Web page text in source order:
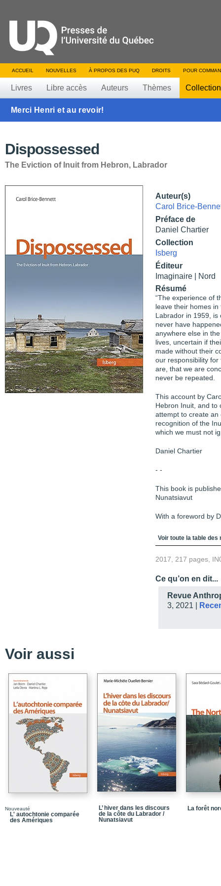
ACCUEIL NOUVELLES À PROPOS DES PUQ DROITS POUR
Livres Libre accès Auteurs Thèmes
Merci Henri et au revoir!
Dispossessed
The Eviction of Inuit from Hebron, Labrador
Auteur(s)
Carol Brice-
Préface de
Daniel Chartier
Collection
Isberg
Éditeur
Imaginaire | Nord
Résumé
“The experience of
leave their homes
Labrador in 1959,
never have
anywhere else in
lives, uncertain if
made without their
our responsibility
are, that we are
never be repeated.
This account by
Hebron Inuit, and to
attempt to create an
recognition of the
which we must not
Daniel Chartier
- -
This book is
Nunatsiavut
With a foreword by
Table des
Voir toute la table des
2017, 217 pages,
Ce qu’on en dit...
Revue
3, 2021 |
Voir aussi
Nouveauté
L' autochtonie comparée
des Amériques
L’ hiver dans les discours
de la côte du Labrador /
Nunatsiavut
La forêt